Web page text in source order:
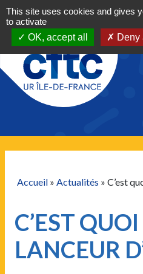
Aller au contenu
Navigation
Accueil » Actualités » C’est
C’EST
LANCEUR
This site uses cookies and gives
to activate
OK, accept all
Deny